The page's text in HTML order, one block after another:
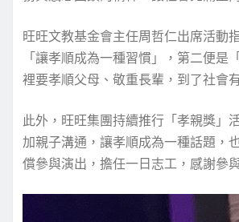
旺旺文教基金會主任周哲仁出席活動
「讓孝順成為一種習慣」，第二便
裡要孝順父母、敬重長輩，到了社會
此外，旺旺集團持續推行「孝親獎」
加親子溝通，讓孝順成為一種話題，
償參與演出，擔任一日志工，感謝參